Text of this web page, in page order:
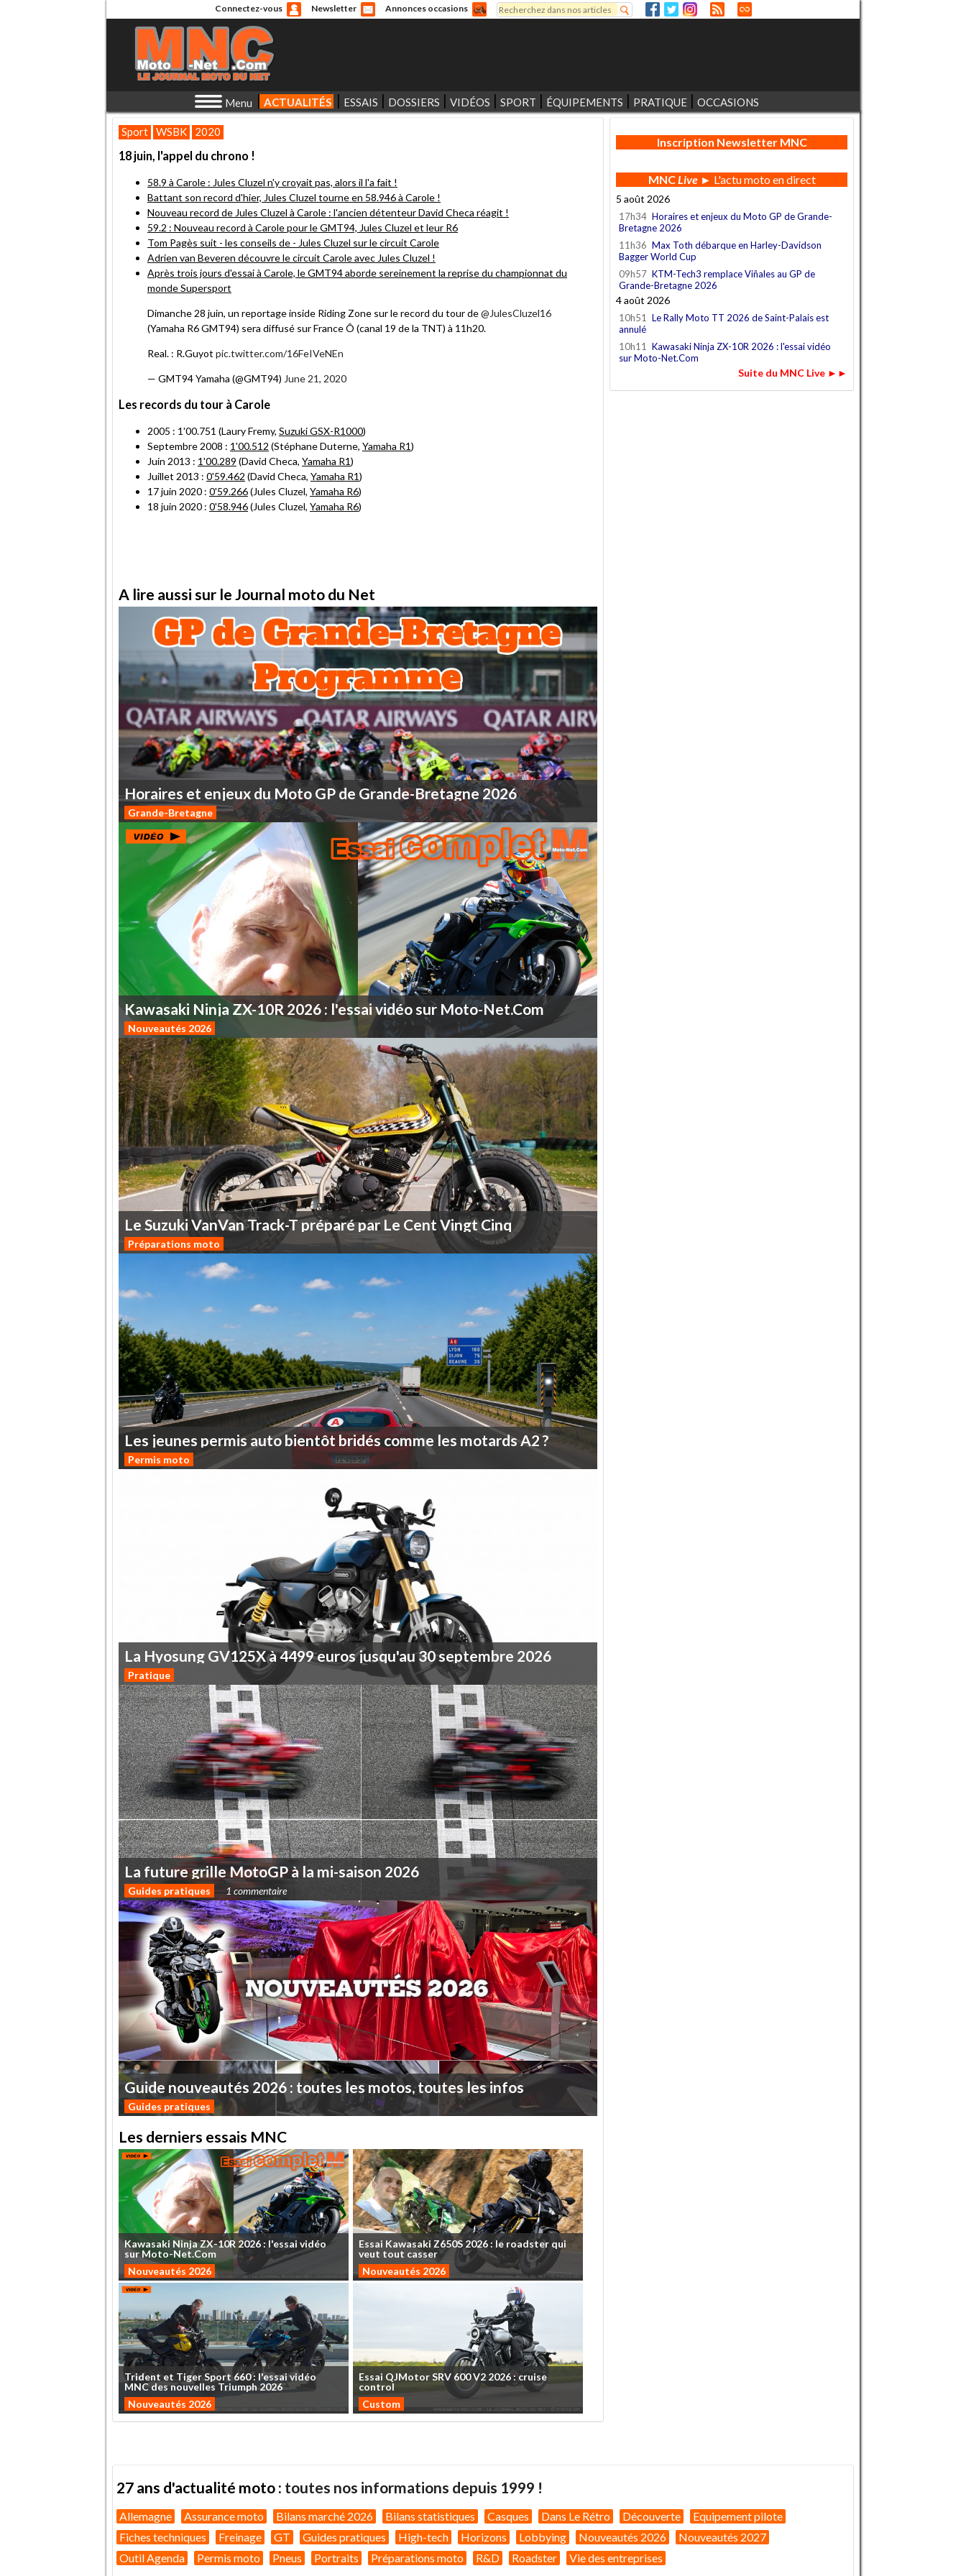
Connectez-vous Newsletter Annonces occasions
Formulaire de recherche
Rechercher
Menu ACTUALITÉS ESSAIS DOSSIERS VIDÉOS SPORT ÉQUIPEMENTS PRATIQUE OCCASIONS
Sport WSBK 2020
18 juin, l'appel du chrono !
58.9 à Carole : Jules Cluzel n'y croyait pas, alors il l'a fait !
Battant son record d'hier, Jules Cluzel tourne en 58.946 à Carole !
Nouveau record de Jules Cluzel à Carole : l'ancien détenteur David Checa réagit !
59.2 : Nouveau record à Carole pour le GMT94, Jules Cluzel et leur R6
Tom Pagès suit - les conseils de - Jules Cluzel sur le circuit Carole
Adrien van Beveren découvre le circuit Carole avec Jules Cluzel !
Après trois jours d'essai à Carole, le GMT94 aborde sereinement la reprise du championnat du
monde Supersport
Dimanche 28 juin, un reportage inside Riding Zone sur le record du tour de@JulesCluzel16
(Yamaha R6 GMT94) sera diffusé sur France Ô (canal 19 de la TNT) à 11h20.
Real. : R.Guyot pic.twitter.com/16FeIVeNEn
— GMT94 Yamaha (@GMT94) June 21, 2020
Les records du tour à Carole
2005 : 1'00.751 (Laury Fremy, Suzuki GSX-R1000)
Septembre 2008 : 1'00.512 (Stéphane Duterne, Yamaha R1)
Juin 2013 : 1'00.289 (David Checa, Yamaha R1)
Juillet 2013 : 0'59.462 (David Checa, Yamaha R1)
17 juin 2020 : 0'59.266(Jules Cluzel, Yamaha R6)
18 juin 2020 : 0'58.946(Jules Cluzel, Yamaha R6)
A lire aussi sur le Journal moto du Net
Horaires et enjeux du Moto GP de Grande-Bretagne 2026
Grande-Bretagne
Kawasaki Ninja ZX-10R 2026 : l'essaividéosur Moto-Net.Com
Nouveautés 2026
Le Suzuki VanVanTrack-Tpréparépar Le Cent VingtCinq
Préparations moto
Les jeunes permis auto bientôt bridéscomme les motardsA2?
Permis moto
La Hyosung GV125Xà4499eurosjusqu'au 30septembre 2026
Pratique
La futuregrilleMotoGP à la mi-saison 2026
Guides pratiques 1 commentaire
Guide nouveautés 2026 : toutes lesmotos,toutesles infos
Guides pratiques
Les derniers essais MNC
Kawasaki NinjaZX-10R 2026 : l'essai vidéo
sur Moto-Net.Com
Nouveautés 2026
Essai Kawasaki Z650S2026:le roadster qui
veut tout casser
Nouveautés 2026
Trident et TigerSport 660: l'essaividéo
MNCdesnouvelles Triumph2026
Nouveautés 2026
Essai QJMotorSRV 600V2 2026: cruise
control
Custom
Inscription Newsletter MNC
MNCLive► L'actu moto en direct
5 août 2026
17h34 Horaires et enjeux du Moto GP de Grande-
Bretagne 2026
11h36 Max Toth débarque en Harley-Davidson
Bagger World Cup
09h57 KTM-Tech3 remplace Viñales au GP de
Grande-Bretagne 2026
4 août 2026
10h51
Le Rally Moto TT 2026 de Saint-Palais est
annulé
10h11
Kawasaki Ninja ZX-10R 2026 : l'essai vidéo
sur Moto-Net.Com
Suite du MNC Live ►►
27 ans d'actualité moto : toutes nos informations depuis 1999 !
Allemagne Assurance moto Bilans marché 2026 Bilans statistiques Casques Dans Le Rétro Découverte
Equipement pilote
Fiches techniques
Freinage GT Guides pratiques High-tech Horizons Lobbying Nouveautés 2026
Nouveautés 2027
Outil Agenda
Permis moto Pneus Portraits Préparations moto R&D Roadster Vie des entreprises